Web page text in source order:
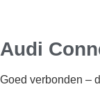
Audi
Goed verbonden –